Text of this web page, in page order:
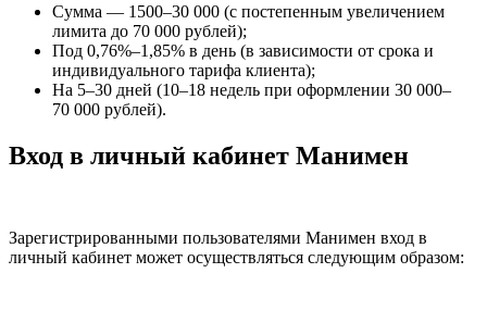
Сумма — 1500–30 000 (с постепенным увеличением
лимита до 70 000 рублей);
Под 0,76%–1,85% в день (в зависимости от срока и
индивидуального тарифа клиента);
На 5–30 дней (10–18 недель при оформлении 30 000–
70 000 рублей).
Вход в личный кабинет Манимен
Зарегистрированными пользователями Манимен вход в
личный кабинет может осуществляться следующим образом: